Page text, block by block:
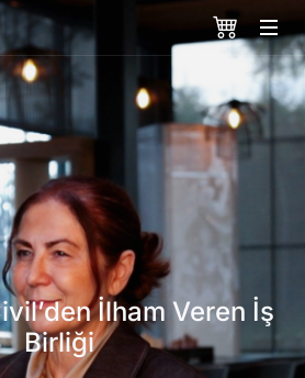
İlham Veren İş
Birliği